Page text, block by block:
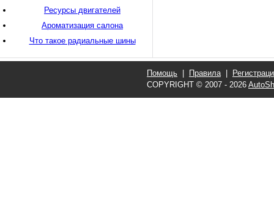
Ресурсы двигателей
Ароматизация салона
Что такое радиальные шины
Помощь Правила|
COPYRIGHT © 2007 - 2026